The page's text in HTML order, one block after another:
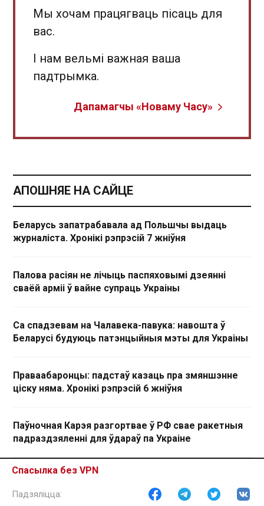
Спасылка без VPN
Мы хочам працягваць пісаць для
вас.
І нам вельмі важная ваша
падтрымка.
Дапамагчы «Новаму Часу»
АПОШНЯЕ НА САЙЦЕ
Беларусь запатрабавала ад Польшчы выдаць
журналіста. Хронікі рэпрэсій 7 жніўня
Палова расіян не лічыць паспяховымі дзеянні
сваёй арміі ў вайне супраць Украіны
Са спадзевам на Чалавека-павука: навошта ў
Беларусі будуюць патэнцыйныя мэты для Украіны
Праваабаронцы: падстаў казаць пра змяншэнне
ціску няма. Хронікі рэпрэсій 6 жніўня
Паўночная Карэя разгортвае ў РФ свае ракетныя
падраздзяленні для ўдараў па Украіне
Больш за 2 тысячы ліквідаваных НКА і новае
папаўненне «экстрэмісцкага» спісу. Хронікі
рэпрэсій 5 жніўня